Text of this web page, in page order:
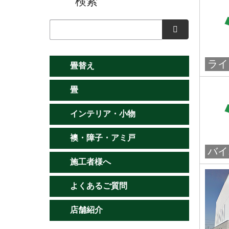
畳替え
畳
インテリア・小物
襖・障子・アミ戸
施工者様へ
よくあるご質問
店舗紹介
ラ
バ